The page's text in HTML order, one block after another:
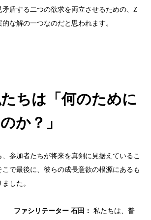
盾する二つの欲求を両立させるための、 Z
な解の一つなのだと思われます。
たちは「何のために
か？」
、参加者たちが将来を真剣に見据えているこ
こで最後に、彼らの成長意欲の根源にあるも
した。
ファシリテーター 石田： 私たちは、普